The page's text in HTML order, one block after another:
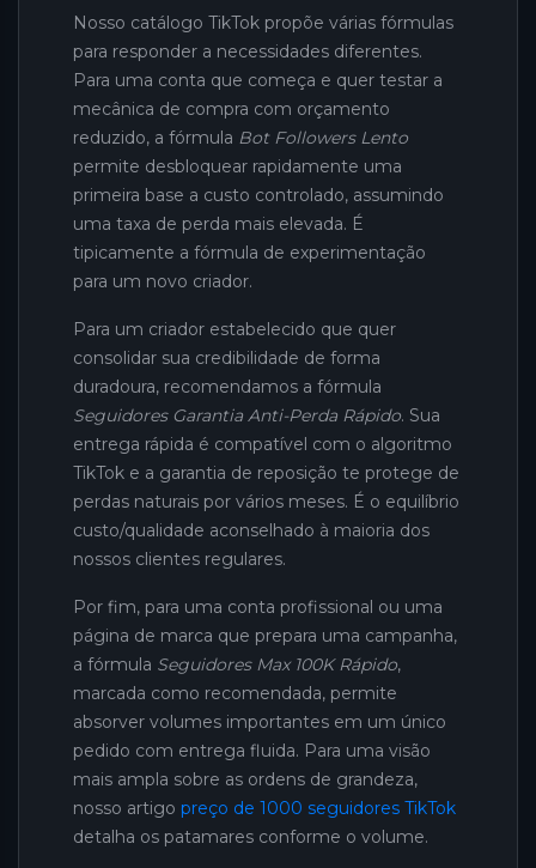
Nosso catálogo TikTok propõe várias fórmulas
para responder a necessidades diferentes.
Para uma conta que começa e quer testar a
mecânica de compra com orçamento
reduzido, a fórmula Bot Followers Lento
permite desbloquear rapidamente uma
primeira base a custo controlado, assumindo
uma taxa de perda mais elevada. É
tipicamente a fórmula de experimentação
para um novo criador.
Para um criador estabelecido que quer
consolidar sua credibilidade de forma
duradoura, recomendamos a fórmula
Seguidores Garantia Anti-Perda Rápido. Sua
entrega rápida é compatível com o algoritmo
TikTok e a garantia de reposição te protege de
perdas naturais por vários meses. É o equilíbrio
custo/qualidade aconselhado à maioria dos
nossos clientes regulares.
Por fim, para uma conta profissional ou uma
página de marca que prepara uma campanha,
a fórmula Seguidores Max 100K Rápido,
marcada como recomendada, permite
absorver volumes importantes em um único
pedido com entrega fluida. Para uma visão
mais ampla sobre as ordens de grandeza,
nosso artigo preço de 1000 seguidores TikTok
detalha os patamares conforme o volume.